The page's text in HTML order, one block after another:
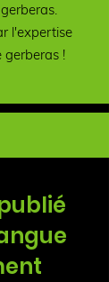
l'expertise
gerberas !